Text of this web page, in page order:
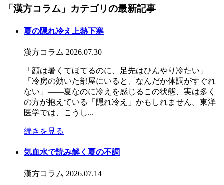
「漢方コラム」カテゴリの最新記事
夏の隠れ冷え上熱下寒
漢方コラム 2026.07.30
「顔は暑くてほてるのに、足先はひんやり冷たい」
「冷房の効いた部屋にいると、なんだか体調がすぐれ
ない」――夏なのに冷えを感じるこの状態、実は多く
の方が抱えている「隠れ冷え」かもしれません。東洋
医学では、こうし...
続きを見る
気血水で読み解く夏の不調
漢方コラム 2026.07.14